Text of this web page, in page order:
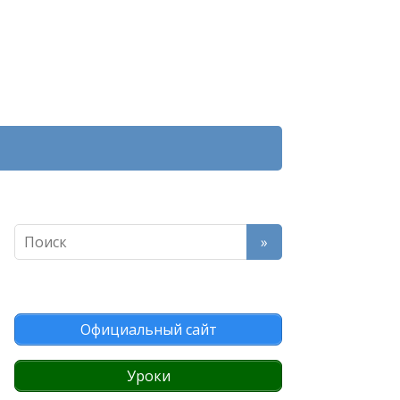
Официальный сайт
Уроки